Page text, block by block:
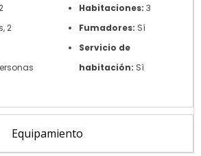
Equipamiento
2
Habitaciones: 3
Fumadores: Sí
Servicio de
habitación: Sí